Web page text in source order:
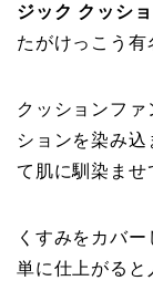
ジック クッシ
たがけっこう有
クッションフ
ションを染み
て肌に馴染ませ
くすみをカバ
単に仕上がると